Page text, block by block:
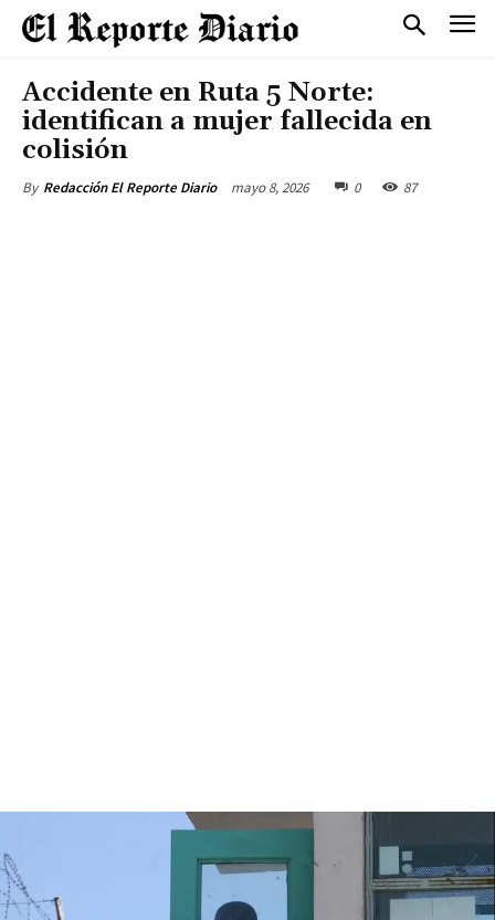
Accidente en Ruta 5 Norte:
identifican a mujer fallecida en
colisión
By Redacción El Reporte Diario mayo 8, 2026 0 87